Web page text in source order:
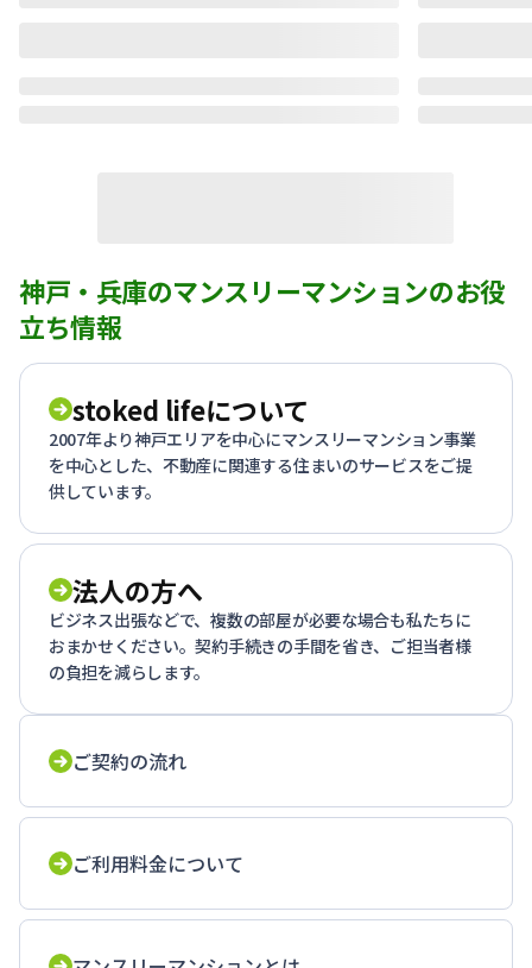
神戸・兵庫のマンスリーマンションのお役
立ち情報
stoked lifeについて
2007年より神戸エリアを中心にマンスリーマンション事業
を中心とした、不動産に関連する住まいのサービスをご提
供しています。
法人の方へ
ビジネス出張などで、複数の部屋が必要な場合も私たちに
おまかせください。契約手続きの手間を省き、ご担当者様
の負担を減らします。
ご契約の流れ
ご利用料金について